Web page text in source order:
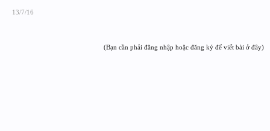
13/7/16
(Bạn cần phải đăng nhập hoặc đăng ký để viết bài ở đây)